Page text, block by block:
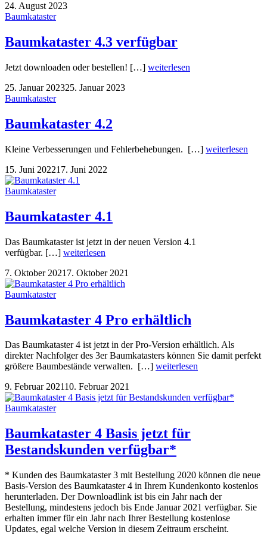
24. August 2023
Baumkataster
Baumkataster 4.3 verfügbar
Jetzt downloaden oder bestellen! […] weiterlesen
25. Januar 202325. Januar 2023
Baumkataster
Baumkataster 4.2
Kleine Verbesserungen und Fehlerbehebungen. […] weiterlesen
15. Juni 202217. Juni 2022
Baumkataster
Baumkataster 4.1
Das Baumkataster ist jetzt in der neuen Version 4.1
verfügbar. […] weiterlesen
7. Oktober 2021 7. Oktober 2021
Baumkataster
Baumkataster 4 Pro erhältlich
Das Baumkataster 4 ist jetzt in der Pro-Version erhältlich. Als
direkter Nachfolger des 3er Baumkatasters können Sie damit perfekt
größere Baumbestände verwalten. […] weiterlesen
9. Februar 202110. Februar 2021
Baumkataster
Baumkataster 4 Basis jetzt für
Bestandskunden verfügbar*
* Kunden des Baumkataster 3 mit Bestellung 2020 können die neue
Basis-Version des Baumkataster 4 in Ihrem Kundenkonto kostenlos
herunterladen. Der Downloadlink ist bis ein Jahr nach der
Bestellung, mindestens jedoch bis Ende Januar 2021 verfügbar. Sie
erhalten immer für ein Jahr nach Ihrer Bestellung kostenlose
Updates, egal welche Version in diesem Zeitraum erscheint.